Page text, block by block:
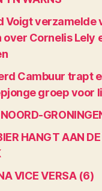
Voigt verzamelde
Cornelis Lely
Cambuur trapt
groep voor
HANGT AAN
VICE VERSA (6)